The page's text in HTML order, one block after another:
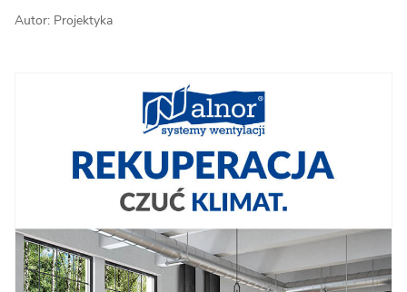
Autor: Projektyka